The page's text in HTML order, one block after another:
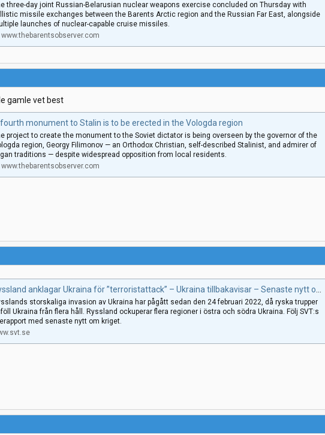
three-day joint Russian-Belarusian nuclear weapons exercise concluded on Thursday with
missile exchanges between the Barents Arctic region and the Russian Far East, alongside
launches of nuclear-capable cruise missiles.
www.thebarentsobserver.com
gamle vet best
monument to Stalin is to be erected in the Vologda region
project to create the monument to the Soviet dictator is being overseen by the governor of the
region, Georgy Filimonov — an Orthodox Christian, self-described Stalinist, and admirer of
traditions — despite widespread opposition from local residents.
www.thebarentsobserver.com
anklagar Ukraina för ”terroristattack” – Ukraina tillbakavisar – Senaste nytt om kriget i Ukraina
storskaliga invasion av Ukraina har pågått sedan den 24 februari 2022, då ryska trupper
Ukraina från flera håll. Ryssland ockuperar flera regioner i östra och södra Ukraina. Följ SVT:s
med senaste nytt om kriget.